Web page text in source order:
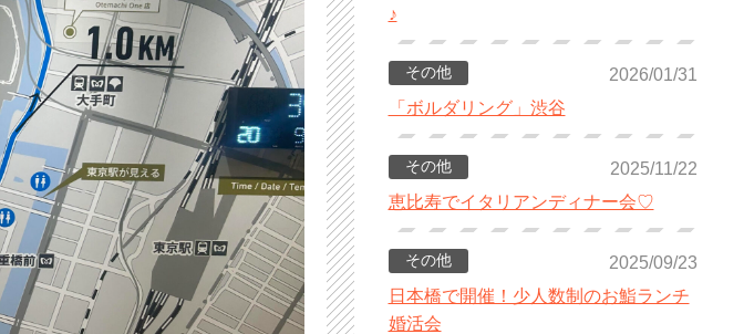
♪
その他
2026/01/31
「ボルダリング」渋谷
その他
2025/11/22
恵比寿でイタリアンディナー会♡
その他
2025/09/23
日本橋で開催！少人数制のお鮨ランチ
婚活会